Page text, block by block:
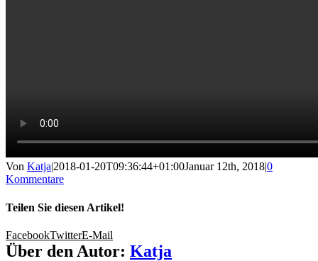
Von Katja|2018-01-20T09:36:44+01:00Januar 12th, 2018|0
Kommentare
Teilen Sie diesen Artikel!
FacebookTwitterE-Mail
Über den Autor: Katja